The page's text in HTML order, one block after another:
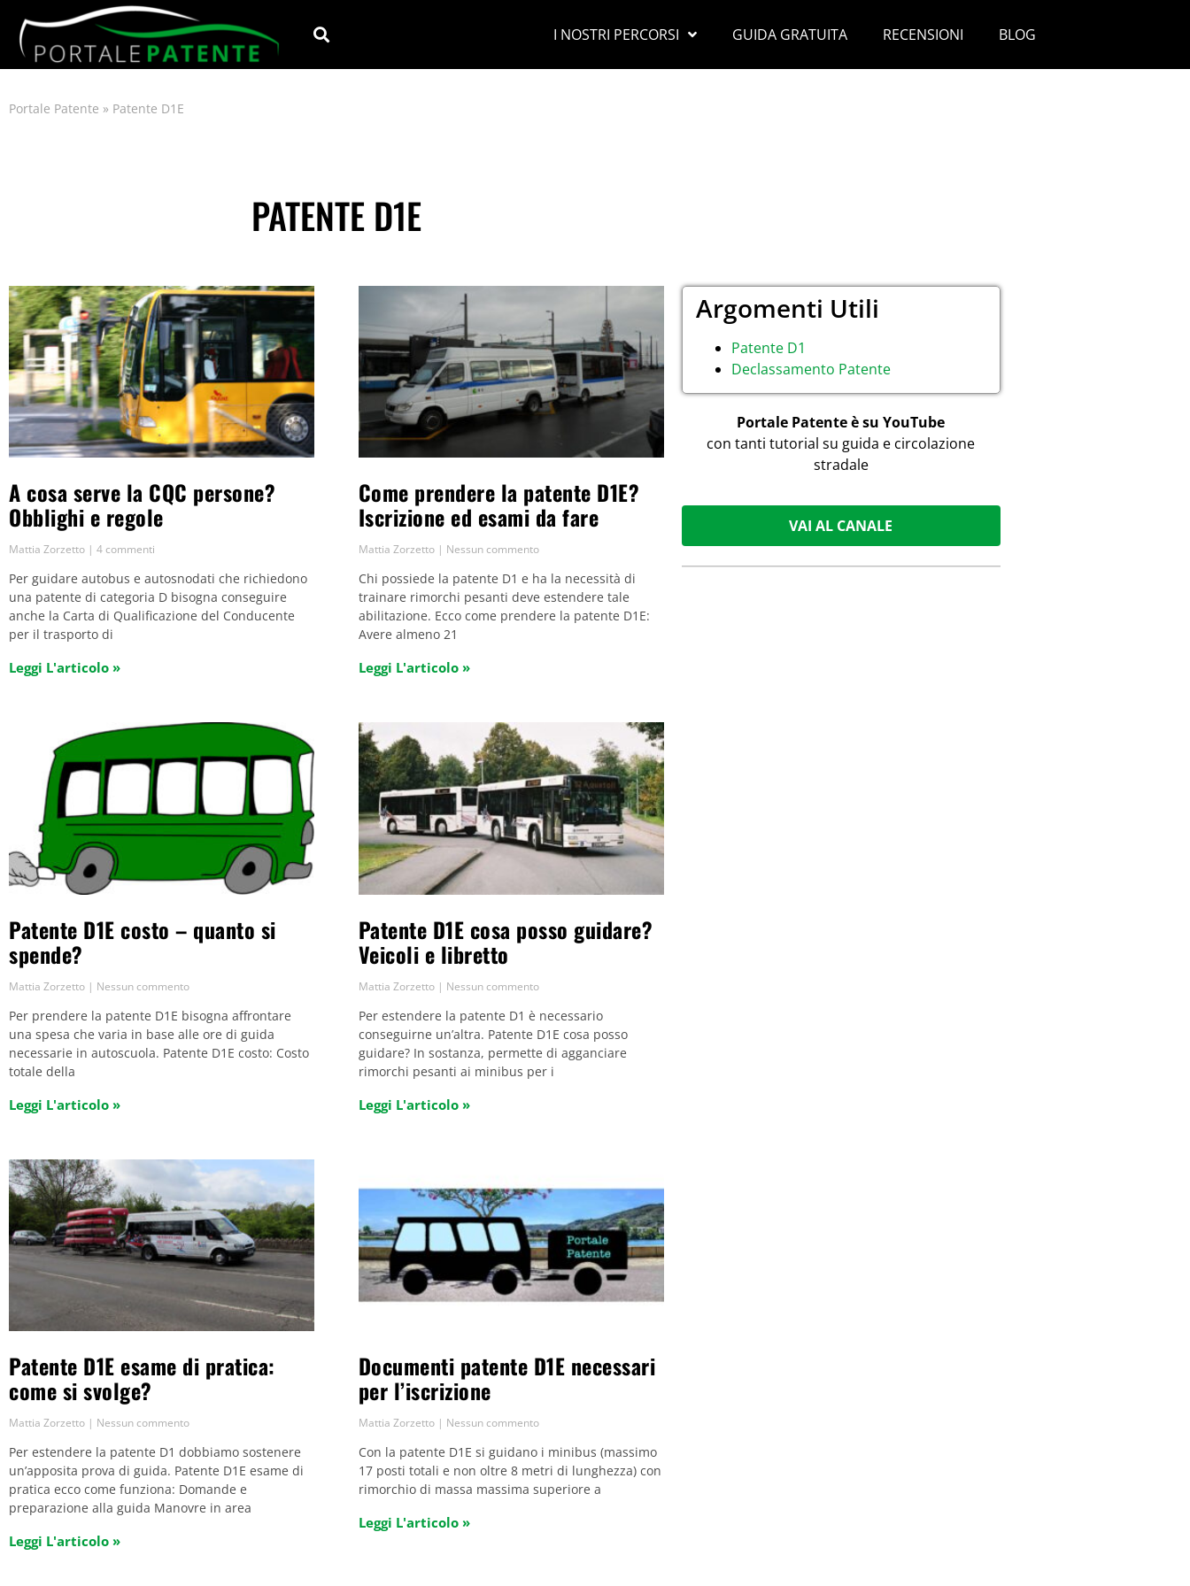
I NOSTRI PERCORSI GUIDA GRATUITA RECENSIONI BLOG
Portale Patente » Patente D1E
PATENTE D1E
A cosa serve la CQC persone?
Obblighi e regole
Mattia Zorzetto 4 commenti
Per guidare autobus e autosnodati che richiedono
una patente di categoria D bisogna conseguire
anche la Carta di Qualificazione del Conducente
per il trasporto di
Leggi L'articolo »
Come prendere la patente D1E?
Iscrizione ed esami da fare
Mattia Zorzetto Nessun commento
Chi possiede la patente D1 e ha la necessità di
trainare rimorchi pesanti deve estendere tale
abilitazione. Ecco come prendere la patente D1E:
Avere almeno 21
Leggi L'articolo »
Patente D1E costo – quanto si
spende?
Mattia Zorzetto Nessun commento
Per prendere la patente D1E bisogna affrontare
una spesa che varia in base alle ore di guida
necessarie in autoscuola. Patente D1E costo: Costo
totale della
Leggi L'articolo »
Patente D1E cosa posso guidare?
Veicoli e libretto
Mattia Zorzetto Nessun commento
Per estendere la patente D1 è necessario
conseguirne un’altra. Patente D1E cosa posso
guidare? In sostanza, permette di agganciare
rimorchi pesanti ai minibus per i
Leggi L'articolo »
Patente D1E esame di pratica:
come si svolge?
Mattia Zorzetto Nessun commento
Per estendere la patente D1 dobbiamo sostenere
un’apposita prova di guida. Patente D1E esame di
pratica ecco come funziona: Domande e
preparazione alla guida Manovre in area
Leggi L'articolo »
Documenti patente D1E necessari
per l’iscrizione
Mattia Zorzetto Nessun commento
Con la patente D1E si guidano i minibus (massimo
17 posti totali e non oltre 8 metri di lunghezza) con
rimorchio di massa massima superiore a
Leggi L'articolo »
Argomenti Utili
Patente D1
Declassamento Patente
Portale Patente è su YouTube
con tanti tutorial su guida e circolazione
stradale
VAI AL CANALE